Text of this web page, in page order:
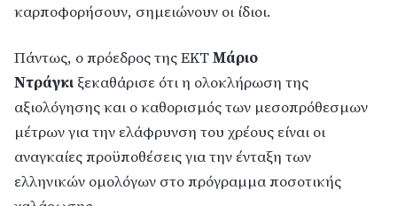
καρποφορήσουν, σημειώνουν οι ίδιοι.
Πάντως, ο πρόεδρος της ΕΚΤΜάριο
Ντράγκι ξεκαθάρισε ότι η ολοκλήρωση της
αξιολόγησης και ο καθορισμός των μεσοπρόθεσμων
μέτρων για την ελάφρυνση του χρέους είναι οι
αναγκαίες προϋποθέσεις για την ένταξη των
ελληνικών ομολόγων στο πρόγραμμα ποσοτικής